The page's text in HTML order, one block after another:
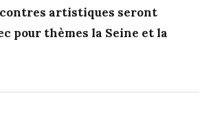
artistiques seront
pour thèmes la Seine et la